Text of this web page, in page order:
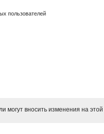
пользователей
могут вносить изменения на